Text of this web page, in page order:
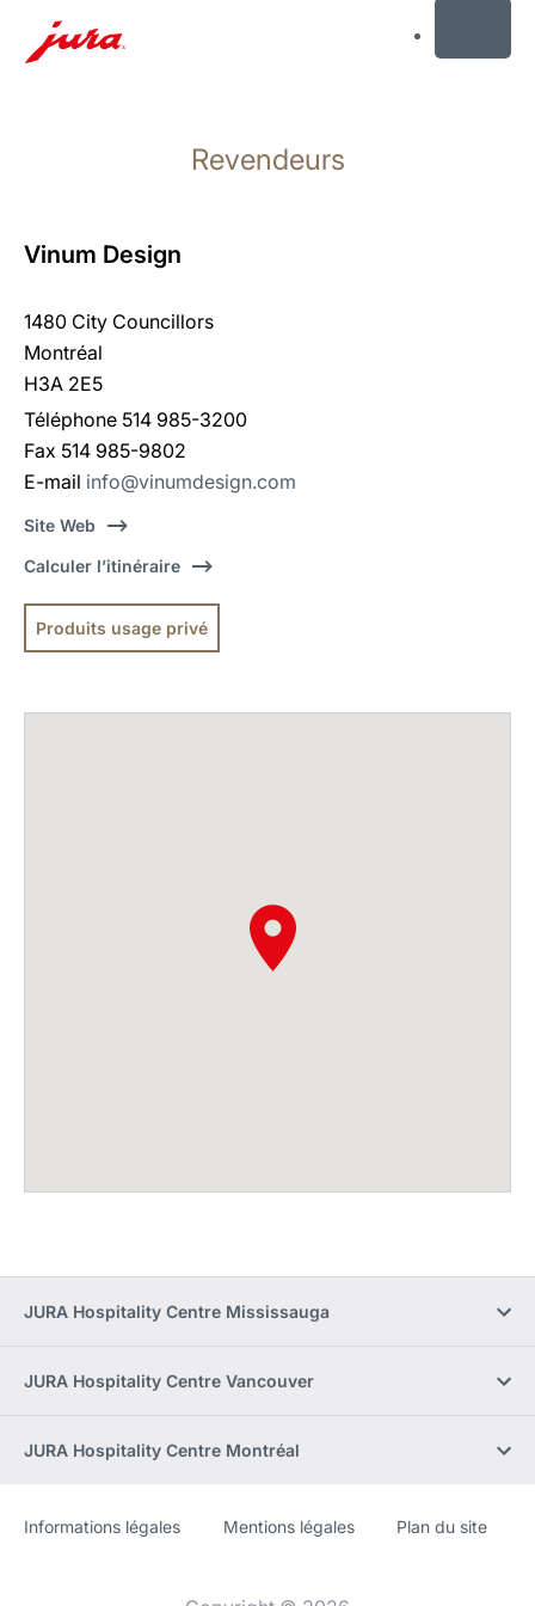
recherche
Revendeurs
Vinum Design
1480 City Councillors
Montréal
H3A 2E5
Téléphone 514 985-3200
Fax 514 985-9802
E-mail info@vinumdesign.com
Site Web
Calculer l’itinéraire
Produits usage privé
JURA Hospitality Centre Mississauga
JURA Hospitality Centre Vancouver
JURA Hospitality Centre Montréal
Site
[Website
Informations légales Mentions légales Plan du site